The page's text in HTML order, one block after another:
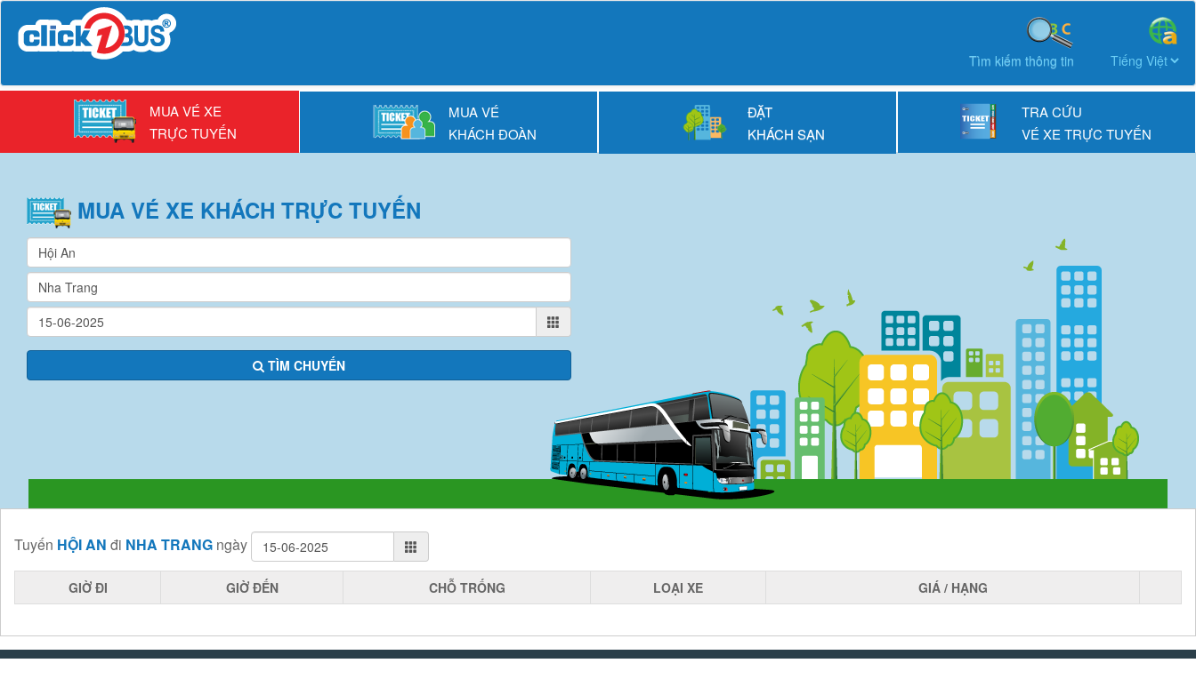
Tìm kiếm thông tin
MUA VÉ XE
TRỰC TUYẾN
MUA VÉ
KHÁCH ĐOÀN
ĐẶT
KHÁCH SẠN
TRA CỨU
VÉ XE TRỰC TUYẾN
MUA VÉ XE KHÁCH TRỰC TUYẾN
TÌM CHUYẾN
Tuyến HỘI AN đi NHA TRANG ngày
GIỜ ĐI GIỜ ĐẾN CHỖ TRỐNG LOẠI XE GIÁ / HẠNG